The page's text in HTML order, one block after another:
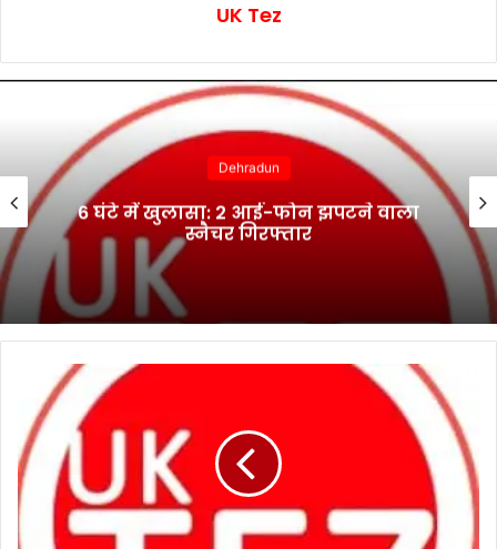
UK Tez
Dehradun
6 घंटे में खुलासा: 2 आई-फोन झपटने वाला
स्नैचर गिरफ्तार